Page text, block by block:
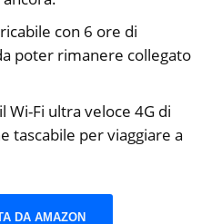
con 6 ore di
poter rimanere collegato
Wi-Fi ultra veloce 4G di
tascabile per viaggiare a
DA AMAZON